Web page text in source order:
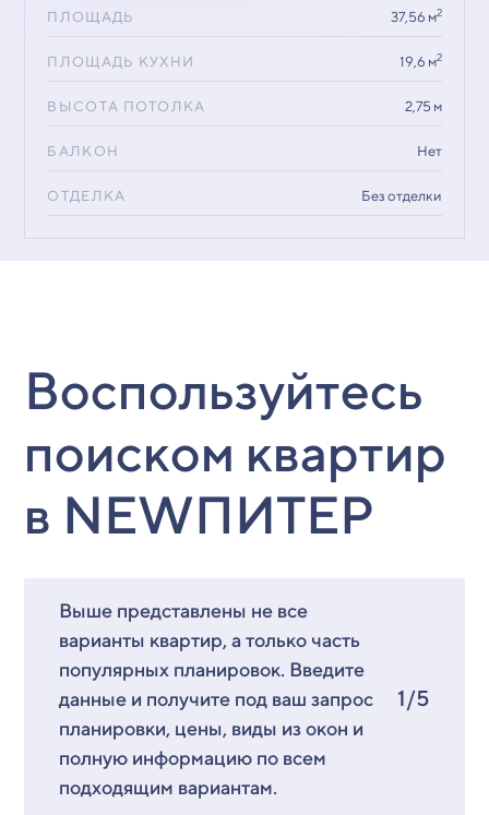
ПЛОЩАДЬ 37,56 м2
ПЛОЩАДЬ КУХНИ 19,6 м2
ВЫСОТА ПОТОЛКА 2,75 м
БАЛКОН Нет
ОТДЕЛКА Без отделки
Воспользуйтесь
поиском квартир
в NEWПИТЕР
Выше представлены не все
варианты квартир, а только часть
популярных планировок. Введите
данные и получите под ваш запрос
планировки, цены, виды из окон и
полную информацию по всем
подходящим вариантам.
1/5